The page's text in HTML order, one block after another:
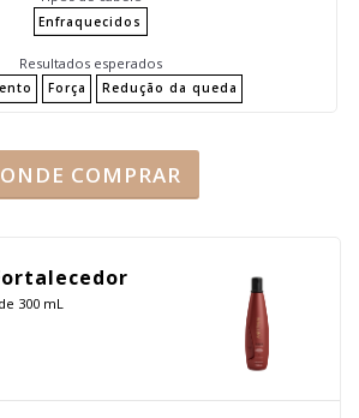
Enfraquecidos
Resultados esperados
Força Redução da queda
ONDE COMPRAR
300 mL